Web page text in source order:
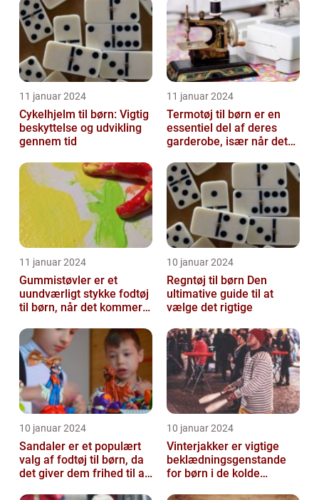
11 januar 2024
Cykelhjelm til børn: Vigtig
beskyttelse og udvikling
gennem tid
11 januar 2024
Termotøj til børn er en
essentiel del af deres
garderobe, især når det
og ak...
11 januar 2024
Gummistøvler er et
uundværligt stykke fodtøj
til børn, når det kommer
opl...
10 januar 2024
Regntøj til børn Den
ultimative guide til at
vælge det rigtige
10 januar 2024
Sandaler er et populært
valg af fodtøj til børn, da
det giver dem frihed til at
10 januar 2024
Vinterjakker er vigtige
beklædningsgenstande
for børn i de kolde